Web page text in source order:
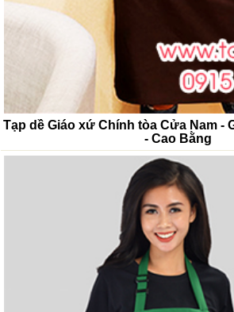
Tạp dề Giáo xứ Chính tòa Cửa Nam -
- Cao Bằng